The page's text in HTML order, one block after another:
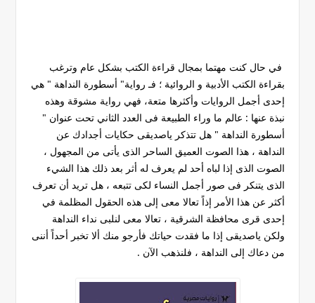
في حال كنت مهتما بمجال قراءة الكتب بشكل عام وترغب
بقراءة الكتب الأدبية و الروائية ؛ فـ رواية" أسطورة النداهة " هي
إحدى أجمل الروايات وأكثرها متعة، فهي رواية مشوقة وهذه
نبذة عنها : عالم ما وراء الطبيعة فى العدد الثاني تحت عنوان "
أسطورة النداهة " هل تتذكر ياصديقى حكايات أجدادك عن
النداهة ، هذا الصوت العميق الساحر الذى يأتى من المجهول ،
الصوت الذى إذا لباه أحد لم يعرف له أثر بعد ذلك هذا الشيء
الذى يتنكر فى صور أجمل النساء لكى تتبعه ، هل تريد أن تعرف
أكثر عن هذا الأمر إذاً تعالا معى إلى هذه الحقول المظلمة في
إحدى قرى محافظة الشرقية ، تعالا معى لنلبى نداء النداهة
ولكن ياصديقى إذا ما فقدت حياتك فأرجو منك ألا تخبر أحداً أننى
من دعاك إلى النداهة ، فلنذهب الآن .